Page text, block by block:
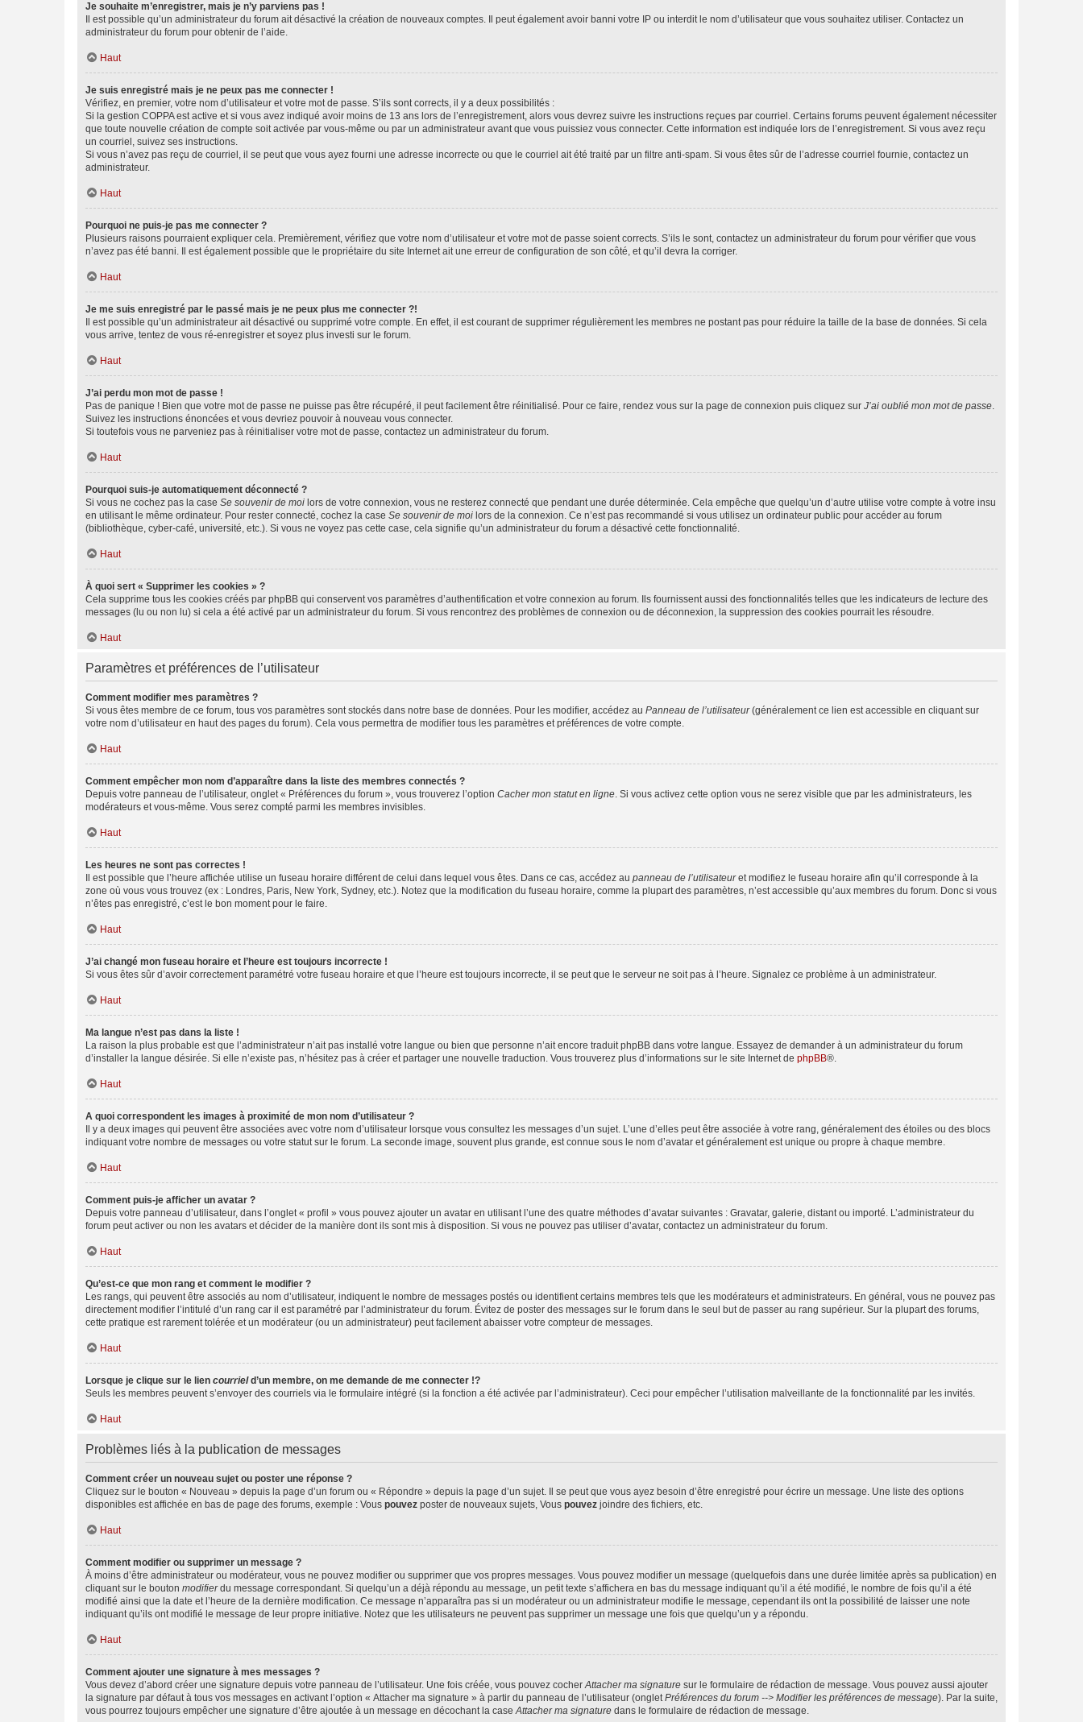
Je souhaite m’enregistrer, mais je n’y parviens pas !
Il est possible qu’un administrateur du forum ait désactivé la création de nouveaux comptes. Il peut également avoir banni votre IP ou interdit le nom d’utilisateur que vous souhaitez utiliser. Contactez un
administrateur du forum pour obtenir de l’aide.
Haut
Je suis enregistré mais je ne peux pas me connecter !
Vérifiez, en premier, votre nom d’utilisateur et votre mot de passe. S’ils sont corrects, il y a deux possibilités :
Si la gestion COPPA est active et si vous avez indiqué avoir moins de 13 ans lors de l’enregistrement, alors vous devrez suivre les instructions reçues par courriel. Certains forums peuvent également nécessiter
que toute nouvelle création de compte soit activée par vous-même ou par un administrateur avant que vous puissiez vous connecter. Cette information est indiquée lors de l’enregistrement. Si vous avez reçu
un courriel, suivez ses instructions.
Si vous n’avez pas reçu de courriel, il se peut que vous ayez fourni une adresse incorrecte ou que le courriel ait été traité par un filtre anti-spam. Si vous êtes sûr de l’adresse courriel fournie, contactez un
administrateur.
Haut
Pourquoi ne puis-je pas me connecter ?
Plusieurs raisons pourraient expliquer cela. Premièrement, vérifiez que votre nom d’utilisateur et votre mot de passe soient corrects. S’ils le sont, contactez un administrateur du forum pour vérifier que vous
n’avez pas été banni. Il est également possible que le propriétaire du site Internet ait une erreur de configuration de son côté, et qu’il devra la corriger.
Haut
Je me suis enregistré par le passé mais je ne peux plus me connecter ?!
Il est possible qu’un administrateur ait désactivé ou supprimé votre compte. En effet, il est courant de supprimer régulièrement les membres ne postant pas pour réduire la taille de la base de données. Si cela
vous arrive, tentez de vous ré-enregistrer et soyez plus investi sur le forum.
Haut
J’ai perdu mon mot de passe !
Pas de panique ! Bien que votre mot de passe ne puisse pas être récupéré, il peut facilement être réinitialisé. Pour ce faire, rendez vous sur la page de connexion puis cliquez sur J’ai oublié mon mot de passe.
Suivez les instructions énoncées et vous devriez pouvoir à nouveau vous connecter.
Si toutefois vous ne parveniez pas à réinitialiser votre mot de passe, contactez un administrateur du forum.
Haut
Pourquoi suis-je automatiquement déconnecté ?
Si vous ne cochez pas la case Se souvenir de moi lors de votre connexion, vous ne resterez connecté que pendant une durée déterminée. Cela empêche que quelqu’un d’autre utilise votre compte à votre insu
en utilisant le même ordinateur. Pour rester connecté, cochez la case Se souvenir de moi lors de la connexion. Ce n’est pas recommandé si vous utilisez un ordinateur public pour accéder au forum
(bibliothèque, cyber-café, université, etc.). Si vous ne voyez pas cette case, cela signifie qu’un administrateur du forum a désactivé cette fonctionnalité.
Haut
À quoi sert « Supprimer les cookies » ?
Cela supprime tous les cookies créés par phpBB qui conservent vos paramètres d’authentification et votre connexion au forum. Ils fournissent aussi des fonctionnalités telles que les indicateurs de lecture des
messages (lu ou non lu) si cela a été activé par un administrateur du forum. Si vous rencontrez des problèmes de connexion ou de déconnexion, la suppression des cookies pourrait les résoudre.
Haut
Paramètres et préférences de l’utilisateur
Comment modifier mes paramètres ?
Si vous êtes membre de ce forum, tous vos paramètres sont stockés dans notre base de données. Pour les modifier, accédez au Panneau de l’utilisateur(généralement ce lien est accessible en cliquant sur
votre nom d’utilisateur en haut des pages du forum). Cela vous permettra de modifier tous les paramètres et préférences de votre compte.
Haut
Comment empêcher mon nom d’apparaître dans la liste des membres connectés ?
Depuis votre panneau de l’utilisateur, onglet « Préférences du forum », vous trouverez l’option Cacher mon statut en ligne. Si vous activez cette option vous ne serez visible que par les administrateurs, les
modérateurs et vous-même. Vous serez compté parmi les membres invisibles.
Haut
Les heures ne sont pas correctes !
Il est possible que l’heure affichée utilise un fuseau horaire différent de celui dans lequel vous êtes. Dans ce cas, accédez au panneau de l’utilisateuret modifiez le fuseau horaire afin qu’il corresponde à la
zone où vous vous trouvez (ex : Londres, Paris, New York, Sydney, etc.). Notez que la modification du fuseau horaire, comme la plupart des paramètres, n’est accessible qu’aux membres du forum. Donc si vous
n’êtes pas enregistré, c’est le bon moment pour le faire.
Haut
J’ai changé mon fuseau horaire et l’heure est toujours incorrecte !
Si vous êtes sûr d’avoir correctement paramétré votre fuseau horaire et que l’heure est toujours incorrecte, il se peut que le serveur ne soit pas à l’heure. Signalez ce problème à un administrateur.
Haut
Ma langue n’est pas dans la liste !
La raison la plus probable est que l’administrateur n’ait pas installé votre langue ou bien que personne n’ait encore traduit phpBB dans votre langue. Essayez de demander à un administrateur du forum
d’installer la langue désirée. Si elle n’existe pas, n’hésitez pas à créer et partager une nouvelle traduction. Vous trouverez plus d’informations sur le site Internet de phpBB®.
Haut
A quoi correspondent les images à proximité de mon nom d’utilisateur ?
Il y a deux images qui peuvent être associées avec votre nom d’utilisateur lorsque vous consultez les messages d’un sujet. L’une d’elles peut être associée à votre rang, généralement des étoiles ou des blocs
indiquant votre nombre de messages ou votre statut sur le forum. La seconde image, souvent plus grande, est connue sous le nom d’avatar et généralement est unique ou propre à chaque membre.
Haut
Comment puis-je afficher un avatar ?
Depuis votre panneau d’utilisateur, dans l’onglet « profil » vous pouvez ajouter un avatar en utilisant l’une des quatre méthodes d’avatar suivantes : Gravatar, galerie, distant ou importé. L’administrateur du
forum peut activer ou non les avatars et décider de la manière dont ils sont mis à disposition. Si vous ne pouvez pas utiliser d’avatar, contactez un administrateur du forum.
Haut
Qu’est-ce que mon rang et comment le modifier ?
Les rangs, qui peuvent être associés au nom d’utilisateur, indiquent le nombre de messages postés ou identifient certains membres tels que les modérateurs et administrateurs. En général, vous ne pouvez pas
directement modifier l’intitulé d’un rang car il est paramétré par l’administrateur du forum. Évitez de poster des messages sur le forum dans le seul but de passer au rang supérieur. Sur la plupart des forums,
cette pratique est rarement tolérée et un modérateur (ou un administrateur) peut facilement abaisser votre compteur de messages.
Haut
Lorsque je clique sur le lien courrield’un membre, on me demande de me connecter !?
Seuls les membres peuvent s’envoyer des courriels via le formulaire intégré (si la fonction a été activée par l’administrateur). Ceci pour empêcher l’utilisation malveillante de la fonctionnalité par les invités.
Haut
Problèmes liés à la publication de messages
Comment créer un nouveau sujet ou poster une réponse ?
Cliquez sur le bouton « Nouveau » depuis la page d’un forum ou « Répondre » depuis la page d’un sujet. Il se peut que vous ayez besoin d’être enregistré pour écrire un message. Une liste des options
disponibles est affichée en bas de page des forums, exemple : Vous pouvez poster de nouveaux sujets, Vous pouvez joindre des fichiers, etc.
Haut
Comment modifier ou supprimer un message ?
À moins d’être administrateur ou modérateur, vous ne pouvez modifier ou supprimer que vos propres messages. Vous pouvez modifier un message (quelquefois dans une durée limitée après sa publication) en
cliquant sur le bouton modifierdu message correspondant. Si quelqu’un a déjà répondu au message, un petit texte s’affichera en bas du message indiquant qu’il a été modifié, le nombre de fois qu’il a été
modifié ainsi que la date et l’heure de la dernière modification. Ce message n’apparaîtra pas si un modérateur ou un administrateur modifie le message, cependant ils ont la possibilité de laisser une note
indiquant qu’ils ont modifié le message de leur propre initiative. Notez que les utilisateurs ne peuvent pas supprimer un message une fois que quelqu’un y a répondu.
Haut
Comment ajouter une signature à mes messages ?
Vous devez d’abord créer une signature depuis votre panneau de l’utilisateur. Une fois créée, vous pouvez cocherAttacher ma signature sur le formulaire de rédaction de message. Vous pouvez aussi ajouter
la signature par défaut à tous vos messages en activant l’option « Attacher ma signature » à partir du panneau de l’utilisateur (ongletPréférences du forum --> Modifier les préférences de message). Par la suite,
vous pourrez toujours empêcher une signature d’être ajoutée à un message en décochant la caseAttacher ma signature dans le formulaire de rédaction de message.